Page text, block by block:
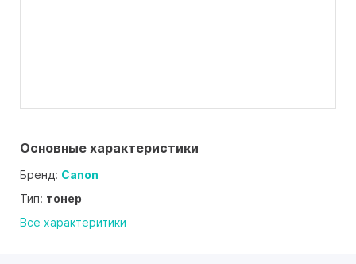
Основные характеристики
Бренд: Canon
Тип: тонер
Все характеритики